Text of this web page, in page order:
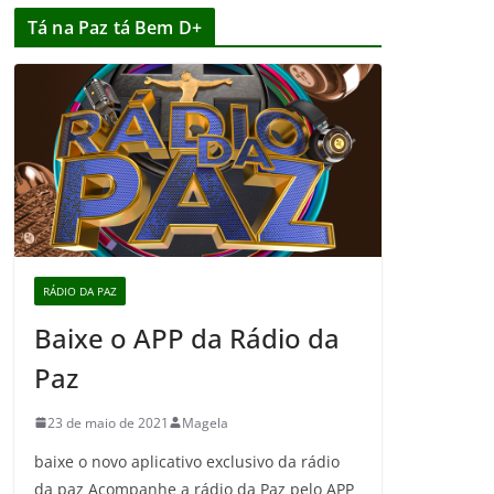
Tá na Paz tá Bem D+
RÁDIO DA PAZ
Baixe o APP da Rádio da
Paz
23 de maio de 2021 Magela
baixe o novo aplicativo exclusivo da rádio
da paz Acompanhe a rádio da Paz pelo APP